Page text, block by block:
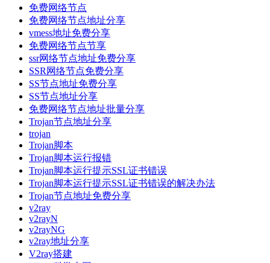
免费网络节点
免费网络节点地址分享
vmess地址免费分享
免费网络节点节享
ssr网络节点地址免费分享
SSR网络节点免费分享
SS节点地址免费分享
SS节点地址分享
免费网络节点地址批量分享
Trojan节点地址分享
trojan
Trojan脚本
Trojan脚本运行报错
Trojan脚本运行提示SSL证书错误
Trojan脚本运行提示SSL证书错误的解决办法
Trojan节点地址免费分享
v2ray
v2rayN
v2rayNG
v2ray地址分享
V2ray搭建